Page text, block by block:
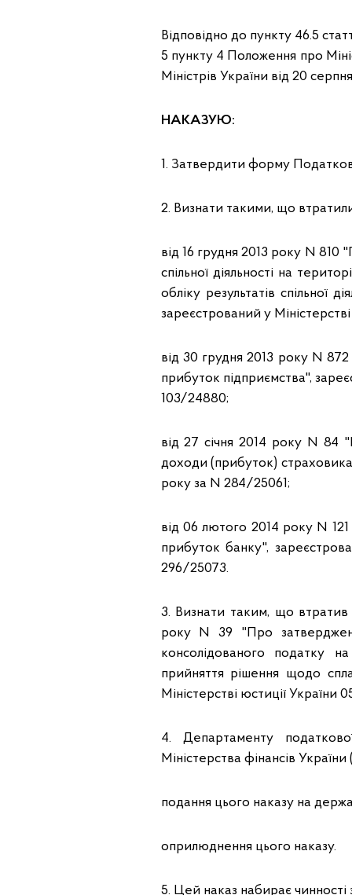
Відповідно до пункту 46.5
5 пункту 4 Положення про
Міністрів України від 20
НАКАЗУЮ:
1. Затвердити форму
2. Визнати такими, що втратили
від 16 грудня 2013 року N
спільної діяльності на
обліку результатів спільної
зареєстрований у
від 30 грудня 2013 року N
прибуток підприємства",
103/24880;
від 27 січня 2014 року N 84
доходи (прибуток)
року за N 284/25061;
від 06 лютого 2014 року N
прибуток банку",
296/25073.
3. Визнати таким, що втратив
року N 39 "Про
консолідованого податку
прийняття рішення щодо
Міністерстві юстиції
4. Департаменту
Міністерства фінансів
подання цього наказу на
оприлюднення цього наказу.
5. Цей наказ набирає чинності